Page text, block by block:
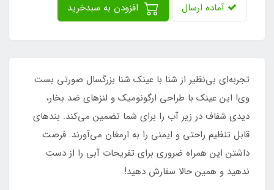
آماده ارسال
تجربه‌ای بی‌نظیر از شنا با عینک شنا بزرگسال صورتی بست
وی! این عینک با طراحی ارگونومیک و لنزهای ضد بخار،
دیدی شفاف در زیر آب را برای شما تضمین می‌کند. بندهای
قابل تنظیم راحتی و ایمنی را به ارمغان می‌آورند. فرصت
داشتن این همراه ضروری برای تفریحات آبی را از دست
ندهید و همین حالا سفارش دهید!